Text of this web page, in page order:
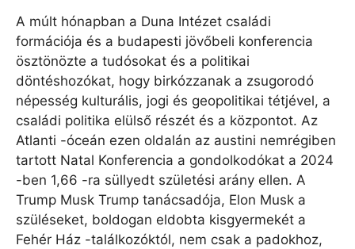
A múlt hónapban a Duna Intézet családi
formációja és a budapesti jövőbeli konferencia
ösztönözte a tudósokat és a politikai
döntéshozókat, hogy birkózzanak a zsugorodó
népesség kulturális, jogi és geopolitikai tétjével, a
családi politika elülső részét és a központot. Az
Atlanti -óceán ezen oldalán az austini nemrégiben
tartott Natal Konferencia a gondolkodókat a 2024
-ben 1,66 -ra süllyedt születési arány ellen. A
Trump Musk Trump tanácsadója, Elon Musk a
szüléseket, boldogan eldobta kisgyermekét a
Fehér Ház -találkozóktól, nem csak a padokhoz,